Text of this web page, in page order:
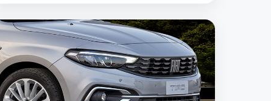
by Bocelli 42kWh 1.425.900 500e Cabrio La
Prima by Bocelli 42kWh …